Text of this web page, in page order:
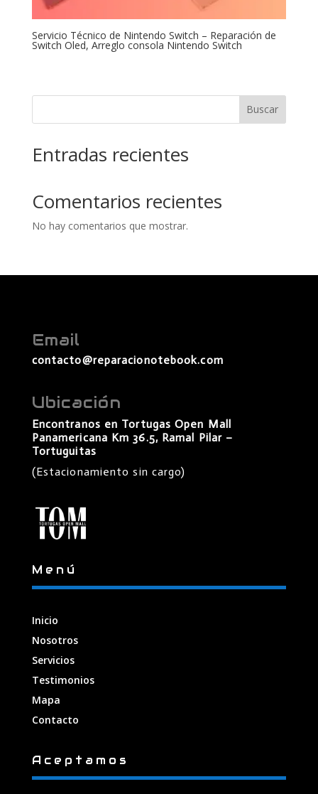
Servicio Técnico de Nintendo Switch – Reparación de
Switch Oled, Arreglo consola Nintendo Switch
Buscar
Entradas recientes
Comentarios recientes
No hay comentarios que mostrar.
Email
contacto@reparacionotebook.com
Ubicación
Encontranos en Tortugas Open Mall
Panamericana Km 36.5, Ramal Pilar –
Tortuguitas
(Estacionamiento sin cargo)
Menú
Inicio
Nosotros
Servicios
Testimonios
Mapa
Contacto
Aceptamos